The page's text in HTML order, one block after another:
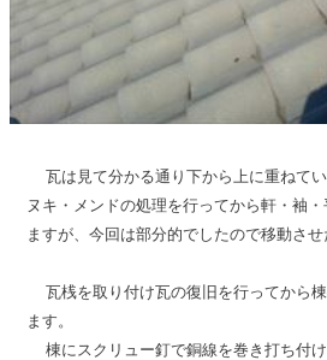
瓦は見て分かる通り下から上に重ねて
ヌキ・メンドの処理を行ってから軒・袖
ますが、今回は部分的でしたので移動させ
瓦桟を取り付け瓦の復旧を行ってから
ます。
棟にスクリュー釘で銅線を巻き打ち付